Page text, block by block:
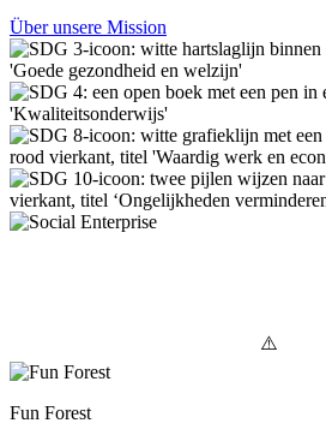
Über unsere Mission
Fun Forest